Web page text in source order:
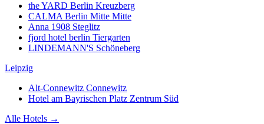
the YARD Berlin Kreuzberg
CALMA Berlin Mitte Mitte
Anna 1908 Steglitz
fjord hotel berlin Tiergarten
LINDEMANN'S Schöneberg
Leipzig
Alt-Connewitz Connewitz
Hotel am Bayrischen Platz Zentrum Süd
Alle Hotels →